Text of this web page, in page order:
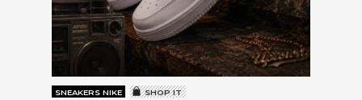
SNEAKERS NIKE SHOP IT